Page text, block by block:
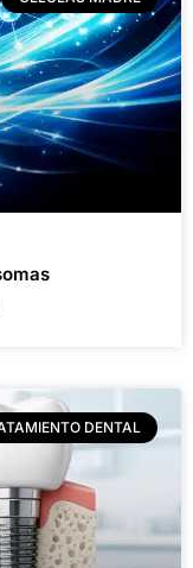
DENTAL